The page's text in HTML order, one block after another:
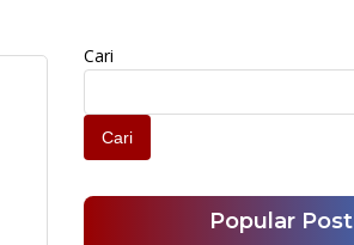
Cari
Cari
Popular Post